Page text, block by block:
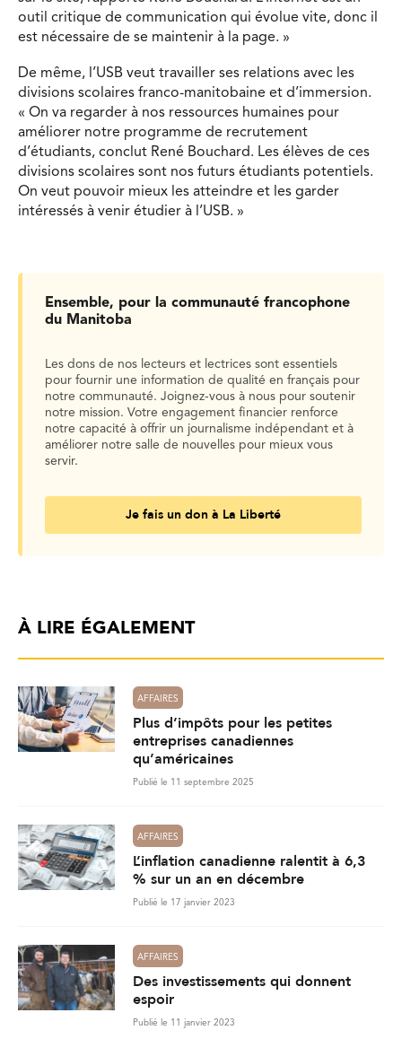
outil critique de communication qui évolue vite, donc il
est nécessaire de se maintenir à la page. »
De même, l’USB veut travailler ses relations avec les
divisions scolaires franco-manitobaine et d’immersion.
« On va regarder à nos ressources humaines pour
améliorer notre programme de recrutement
d’étudiants, conclut René Bouchard. Les élèves de ces
divisions scolaires sont nos futurs étudiants potentiels.
On veut pouvoir mieux les atteindre et les garder
intéressés à venir étudier à l’USB. »
Ensemble, pour la communauté francophone
du Manitoba
Les dons de nos lecteurs et lectrices sont essentiels
pour fournir une information de qualité en français pour
notre communauté. Joignez-vous à nous pour soutenir
notre mission. Votre engagement financier renforce
notre capacité à offrir un journalisme indépendant et à
améliorer notre salle de nouvelles pour mieux vous
servir.
Je fais un don à La Liberté
À LIRE ÉGALEMENT
AFFAIRES
Plus d’impôts pour les petites
entreprises canadiennes
qu’américaines
Publié le 11 septembre 2025
AFFAIRES
L’inflation canadienne ralentit à 6,3
% sur un an en décembre
Publié le 17 janvier 2023
AFFAIRES
Des investissements qui donnent
espoir
Publié le 11 janvier 2023